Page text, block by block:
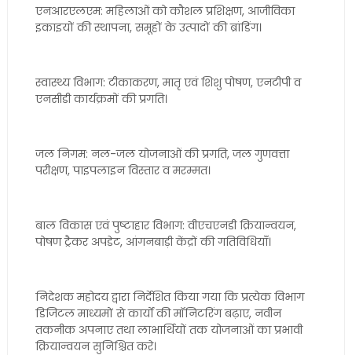
एनआरएलएम: महिलाओं को कौशल प्रशिक्षण, आजीविका
इकाइयों की स्थापना, समूहों के उत्पादों की ब्रांडिंग।
स्वास्थ्य विभाग: टीकाकरण, मातृ एवं शिशु पोषण, एनटीपी व
एनसीडी कार्यक्रमों की प्रगति।
जल निगम: नल-जल योजनाओं की प्रगति, जल गुणवत्ता
परीक्षण, पाइपलाइन विस्तार व मरम्मत।
बाल विकास एवं पुष्टाहार विभाग: वीएचएनडी क्रियान्वयन,
पोषण ट्रैकर अपडेट, आंगनबाड़ी केंद्रों की गतिविधियाँ।
निदेशक महोदय द्वारा निर्देशित किया गया कि प्रत्येक विभाग
डिजिटल माध्यमों से कार्यों की मॉनिटरिंग बढ़ाए, नवीन
तकनीक अपनाए तथा लाभार्थियों तक योजनाओं का प्रभावी
क्रियान्वयन सुनिश्चित करे।